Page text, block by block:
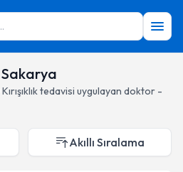
Sakarya
Kırışıklık tedavisi uygulayan doktor -
Akıllı Sıralama